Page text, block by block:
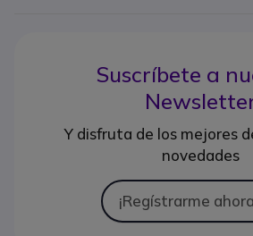
Suscríbete a
Y disfruta de los mejores
novedades
¡Regístrarme